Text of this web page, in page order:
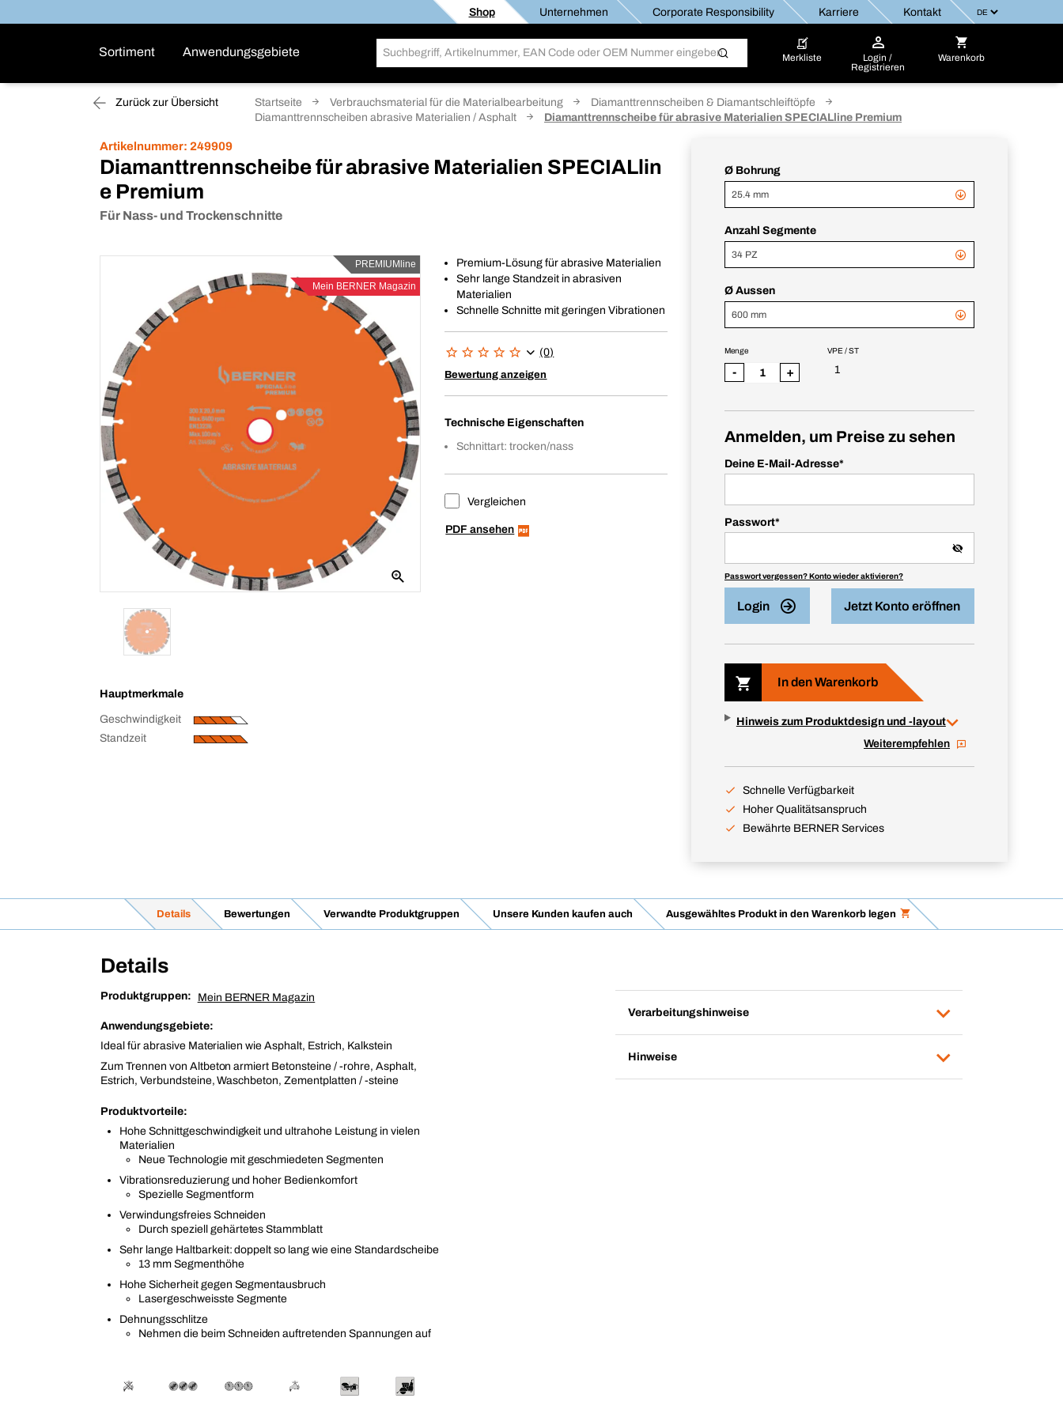
Shop Unternehmen Corporate Responsibility Karriere Kontakt
Sortiment Anwendungsgebiete Merkliste
Login /
Registrieren
Warenkorb
Zurück zur Übersicht Startseite Verbrauchsmaterial für die Materialbearbeitung
Diamanttrennscheiben & Diamantschleiftöpfe
Diamanttrennscheiben abrasive Materialien / Asphalt
Diamanttrennscheibe für abrasive Materialien SPECIALline Premium
Artikelnummer: 249909
Diamanttrennscheibe für abrasive Materialien SPECIALlin
e Premium
Für Nass- und Trockenschnitte
PREMIUMline
Mein BERNER Magazin
Hauptmerkmale
Geschwindigkeit
Standzeit
Premium-Lösung für abrasive Materialien
Sehr lange Standzeit in abrasiven
Materialien
Schnelle Schnitte mit geringen Vibrationen
(0)
Bewertung anzeigen
Technische Eigenschaften
Schnittart: trocken/nass
Vergleichen
PDF ansehen
Ø Bohrung
25.4 mm
Anzahl Segmente
34 PZ
Ø Aussen
600 mm
VPE / ST
1
Menge
- +
Anmelden, um Preise zu sehen
Deine E-Mail-Adresse*
Passwort*
Passwort vergessen? Konto wieder aktivieren?
Login Jetzt Konto eröffnen
In den Warenkorb
Hinweis zum Produktdesign und -layout
Weiterempfehlen
Schnelle Verfügbarkeit
Hoher Qualitätsanspruch
Bewährte BERNER Services
Details Bewertungen Verwandte Produktgruppen Unsere Kunden kaufen auch Ausgewähltes Produkt in den Warenkorb legen
Details
Produktgruppen: Mein BERNER Magazin
Anwendungsgebiete:
Ideal für abrasive Materialien wie Asphalt, Estrich, Kalkstein
Zum Trennen von Altbeton armiert Betonsteine / -rohre, Asphalt,
Estrich, Verbundsteine, Waschbeton, Zementplatten / -steine
Produktvorteile:
Hohe Schnittgeschwindigkeit und ultrahohe Leistung in vielen
Materialien
Neue Technologie mit geschmiedeten Segmenten
Vibrationsreduzierung und hoher Bedienkomfort
Spezielle Segmentform
Verwindungsfreies Schneiden
Durch speziell gehärtetes Stammblatt
Sehr lange Haltbarkeit: doppelt so lang wie eine Standardscheibe
13 mm Segmenthöhe
Hohe Sicherheit gegen Segmentausbruch
Lasergeschweisste Segmente
Dehnungsschlitze
Nehmen die beim Schneiden auftretenden Spannungen auf
Verarbeitungshinweise
Hinweise